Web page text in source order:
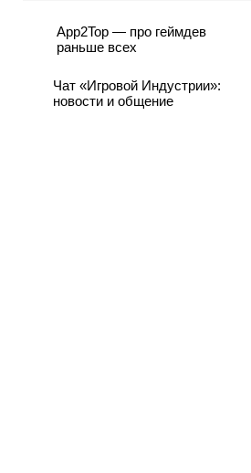
App2Top — про геймдев
раньше всех
Чат «Игровой Индустрии»:
новости и общение